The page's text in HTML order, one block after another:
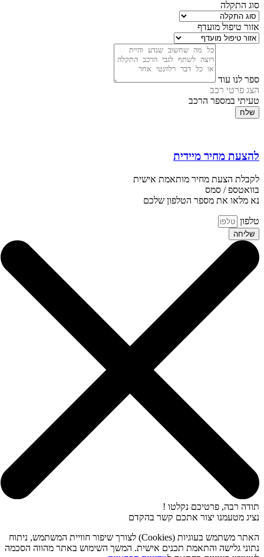
סוג התקלה
אזור טיפול מועדף
ספר לנו עוד
הצג פרטי רכב
טעיתי במספר הרכב
שלח
להצעת מחיר מיידית
לקבלת הצעת מחיר מותאמת אישית
בוואטספ / סמס
נא מלאו את מספר הטלפון שלכם
טלפון
שליחה
תודה רבה, פרטיכם נקלטו !
נציג מטעמנו יצור אתכם קשר בהקדם
האתר משתמש בעוגיות (Cookies) לצורך שיפור חוויית המשתמש, ניתוח
נתוני גלישה והתאמת תכנים אישית. המשך השימוש באתר מהווה הסכמה